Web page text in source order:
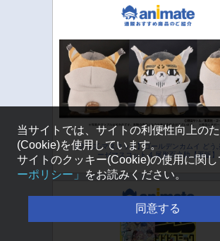
【グッズ-マスコット】ゴールデンカムイ どう
ーゼマスコット 4.尾形百之助【再販】
当サイトでは、サイトの利便性向上の
(Cookie)を使用しています。
サイトのクッキー(Cookie)の使用に関し
ーポリシー」
をお読みください。
同意する